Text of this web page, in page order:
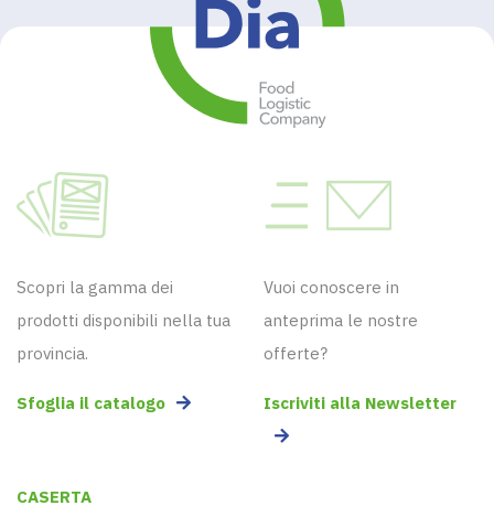
Scopri la gamma dei
prodotti disponibili nella tua
provincia.
Sfoglia il catalogo
Vuoi conoscere in
anteprima le nostre
offerte?
Iscriviti alla Newsletter
CASERTA